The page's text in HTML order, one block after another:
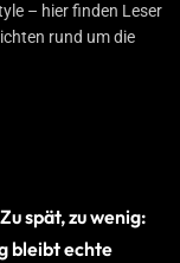
– hier finden Leser
rund um die
spät, zu wenig:
bleibt echte